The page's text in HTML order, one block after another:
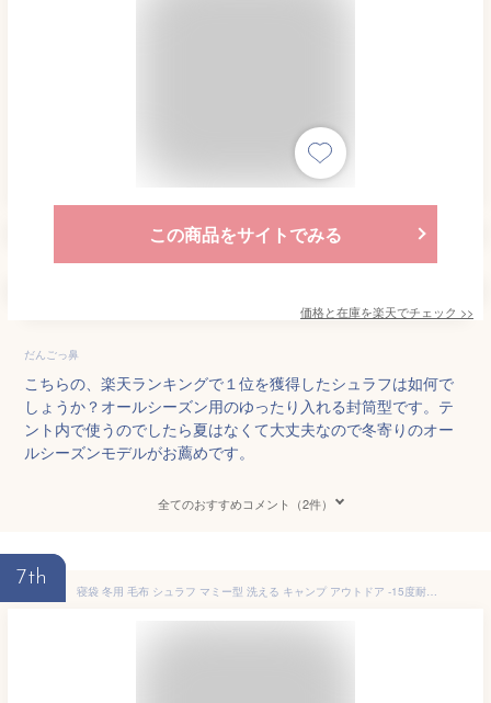
この商品をサイトでみる
価格と在庫を楽天でチェック >>
だんごっ鼻
こちらの、楽天ランキングで１位を獲得したシュラフは如何で
しょうか？オールシーズン用のゆったり入れる封筒型です。テ
ント内で使うのでしたら夏はなくて大丈夫なので冬寄りのオー
ルシーズンモデルがお薦めです。
全てのおすすめコメント（2件）
7th
寝袋 冬用 毛布 シュラフ マミー型 洗える キャンプ アウトドア -15度耐寒 ソロキャン 簡易防水 オールシーズン コンパクト レジャー 登山 車中泊 防災グッズ 震災 HAWK GEAR ホークギア